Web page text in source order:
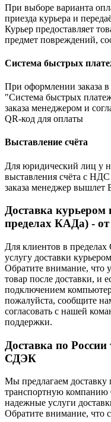
При выборе варианта
приезда курьера и
Курьер предоставляет
предмет повреждений,
Система быстрых
При оформлении заказа
"Система быстрых
заказа менеджером и
QR-код для оплаты
Выставление счёта
Для юридический лиц у
выставления счёта с НДС
заказа менеджер вышлет
Доставка курьером
пределах КАДа) - от
Для клиентов в
услугу доставки
Обратите внимание, что
товар после доставки, и
подключением
пожалуйста, сообщите
согласовать с нашей
поддержки.
Доставка по
СДЭК
Мы предлагаем доставку
транспортную
надежные услуги
Обратите внимание, что